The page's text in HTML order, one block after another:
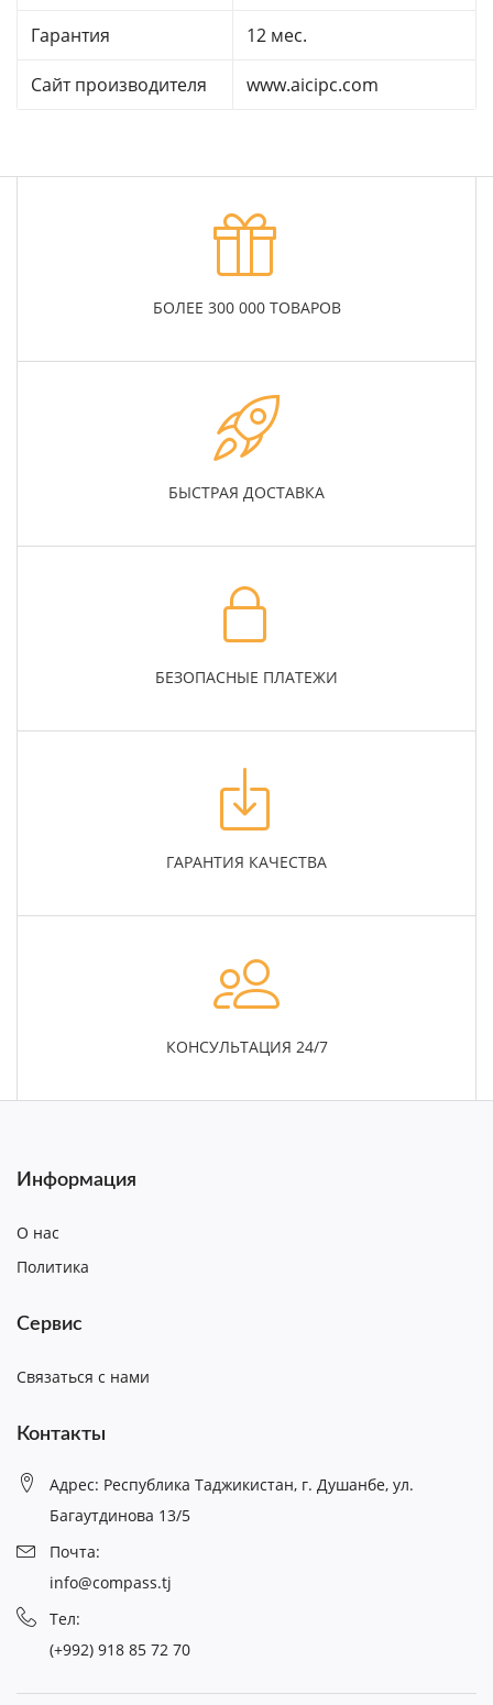
Гарантия 12 мес.
Сайт производителя www.aicipc.com
БОЛЕЕ 300 000 ТОВАРОВ
БЫСТРАЯ ДОСТАВКА
БЕЗОПАСНЫЕ ПЛАТЕЖИ
ГАРАНТИЯ КАЧЕСТВА
КОНСУЛЬТАЦИЯ 24/7
Информация
О нас
Политика
Сервис
Связаться с нами
Контакты
Адрес: Республика Таджикистан, г. Душанбе, ул.
Багаутдинова 13/5
Почта:
info@compass.tj
Тел:
(+992) 918 85 72 70